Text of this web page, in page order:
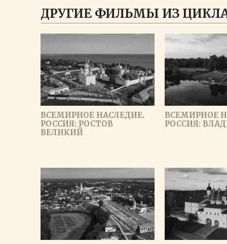
ДРУГИЕ ФИЛЬМЫ ИЗ
ВСЕМИРНОЕ НАСЛЕДИЕ.
РОССИЯ: РОСТОВ
ВЕЛИКИЙ
ВСЕМИРНОЕ
РОССИЯ: